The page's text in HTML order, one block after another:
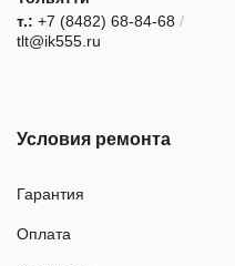
т.: +7 (8482) 68-84-68 /
tlt@ik555.ru
Условия ремонта
Гарантия
Оплата